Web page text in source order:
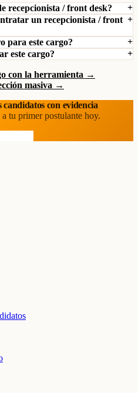
recepcionista / front desk?
un recepcionista / front
para este cargo?
este cargo?
con la herramienta →
masiva →
con evidencia
tu primer postulante hoy.